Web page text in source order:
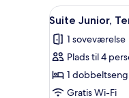
1Indlæs
alle
billeder
af
Suite
Junior,
4
Suite Junior,
1 soveværelse
Plads til 4
1
Gratis Wi-Fi